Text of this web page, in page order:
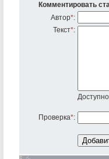
Комментировать
Автор*:
Текст*:
Проверка*: